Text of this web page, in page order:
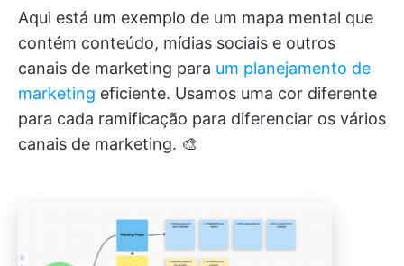
Aqui está um exemplo de um mapa mental que
contém conteúdo, mídias sociais e outros
canais de marketing para um planejamento de
marketing eficiente. Usamos uma cor diferente
para cada ramificação para diferenciar os vários
canais de marketing. 🎨